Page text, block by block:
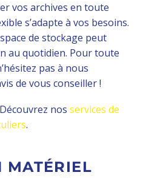
vos archives en toute
s’adapte à vos besoins.
de stockage peut
au quotidien. Pour toute
pas à nous
de vous conseiller !
nos services de
.
MATÉRIEL